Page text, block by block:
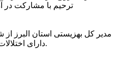
ترحیم با مشارکت در
دارای اختلالات بینایی در این استان خبر داد.